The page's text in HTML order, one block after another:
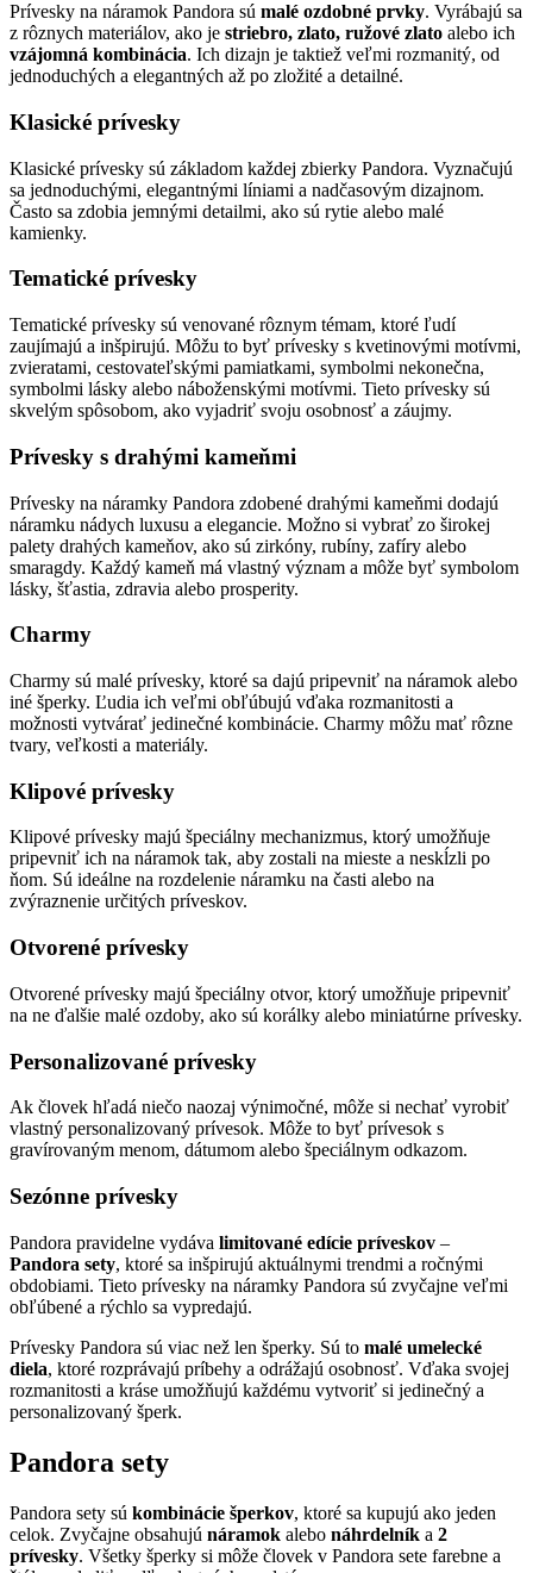
Prívesky na náramok Pandora sú malé ozdobné prvky. Vyrábajú sa
z rôznych materiálov, ako je striebro, zlato, ružové zlato alebo ich
vzájomná kombinácia. Ich dizajn je taktiež veľmi rozmanitý, od
jednoduchých a elegantných až po zložité a detailné.
Klasické prívesky
Klasické prívesky sú základom každej zbierky Pandora. Vyznačujú
sa jednoduchými, elegantnými líniami a nadčasovým dizajnom.
Často sa zdobia jemnými detailmi, ako sú rytie alebo malé
kamienky.
Tematické prívesky
Tematické prívesky sú venované rôznym témam, ktoré ľudí
zaujímajú a inšpirujú. Môžu to byť prívesky s kvetinovými motívmi,
zvieratami, cestovateľskými pamiatkami, symbolmi nekonečna,
symbolmi lásky alebo náboženskými motívmi. Tieto prívesky sú
skvelým spôsobom, ako vyjadriť svoju osobnosť a záujmy.
Prívesky s drahými kameňmi
Prívesky na náramky Pandora zdobené drahými kameňmi dodajú
náramku nádych luxusu a elegancie. Možno si vybrať zo širokej
palety drahých kameňov, ako sú zirkóny, rubíny, zafíry alebo
smaragdy. Každý kameň má vlastný význam a môže byť symbolom
lásky, šťastia, zdravia alebo prosperity.
Charmy
Charmy sú malé prívesky, ktoré sa dajú pripevniť na náramok alebo
iné šperky. Ľudia ich veľmi obľúbujú vďaka rozmanitosti a
možnosti vytvárať jedinečné kombinácie. Charmy môžu mať rôzne
tvary, veľkosti a materiály.
Klipové prívesky
Klipové prívesky majú špeciálny mechanizmus, ktorý umožňuje
pripevniť ich na náramok tak, aby zostali na mieste a neskĺzli po
ňom. Sú ideálne na rozdelenie náramku na časti alebo na
zvýraznenie určitých príveskov.
Otvorené prívesky
Otvorené prívesky majú špeciálny otvor, ktorý umožňuje pripevniť
na ne ďalšie malé ozdoby, ako sú korálky alebo miniatúrne prívesky.
Personalizované prívesky
Ak človek hľadá niečo naozaj výnimočné, môže si nechať vyrobiť
vlastný personalizovaný prívesok. Môže to byť prívesok s
gravírovaným menom, dátumom alebo špeciálnym odkazom.
Sezónne prívesky
Pandora pravidelne vydáva limitované edície príveskov –
Pandora sety, ktoré sa inšpirujú aktuálnymi trendmi a ročnými
obdobiami. Tieto prívesky na náramky Pandora sú zvyčajne veľmi
obľúbené a rýchlo sa vypredajú.
Prívesky Pandora sú viac než len šperky. Sú to malé umelecké
diela, ktoré rozprávajú príbehy a odrážajú osobnosť. Vďaka svojej
rozmanitosti a kráse umožňujú každému vytvoriť si jedinečný a
personalizovaný šperk.
Pandora sety
Pandora sety sú kombinácie šperkov, ktoré sa kupujú ako jeden
celok. Zvyčajne obsahujú náramok alebo náhrdelník a 2
prívesky. Všetky šperky si môže človek v Pandora sete farebne a